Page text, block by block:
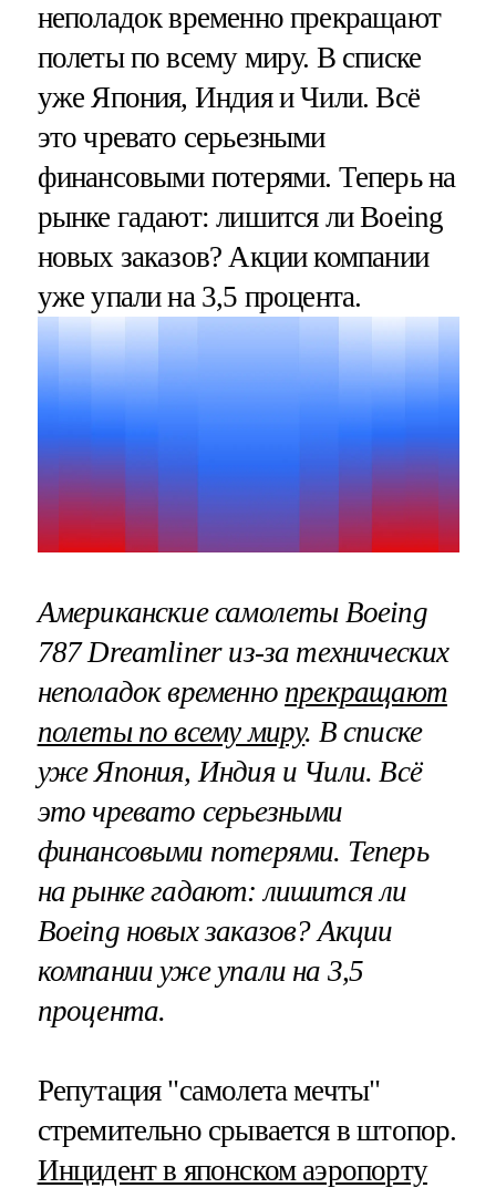
неполадок временно прекращают
полеты по всему миру. В списке
уже Япония, Индия и Чили. Всё
это чревато серьезными
финансовыми потерями. Теперь на
рынке гадают: лишится ли Boeing
новых заказов? Акции компании
уже упали на 3,5 процента.
Американские самолеты Boeing
787 Dreamliner из-за технических
неполадок временно прекращают
полеты по всему миру. В списке
уже Япония, Индия и Чили. Всё
это чревато серьезными
финансовыми потерями. Теперь
на рынке гадают: лишится ли
Boeing новых заказов? Акции
компании уже упали на 3,5
процента.
Репутация "самолета мечты"
стремительно срывается в штопор.
Инцидент в японском аэропорту